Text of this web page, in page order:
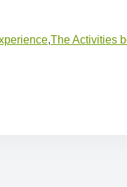
,The Activities